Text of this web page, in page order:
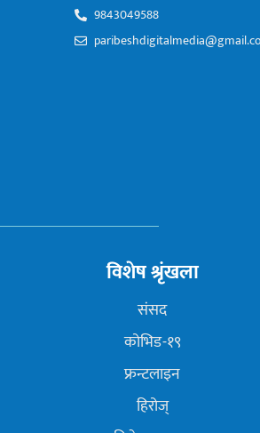
9843049588
विशेष श्रृंखला
संसद
कोभिड-१९
फ्रन्टलाइन
हिरोज्